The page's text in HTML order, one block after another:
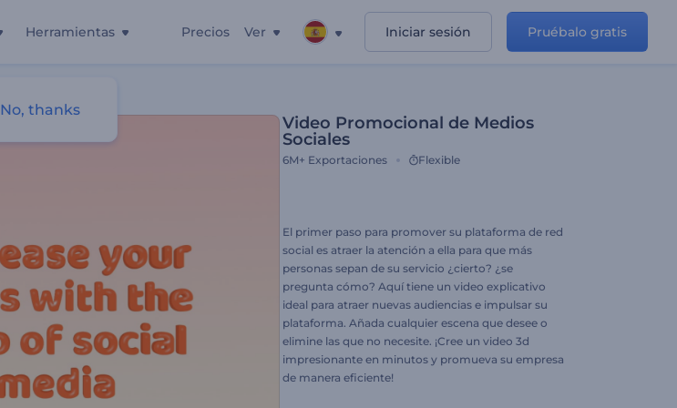
Herramientas Precios Ver Iniciar sesión Pruébalo gratis
Video Promocional de Medios
Sociales
6M+ Exportaciones Flexible
El primer paso para promover su plataforma de red
social es atraer la atención a ella para que más
personas sepan de su servicio ¿cierto? ¿se
pregunta cómo? Aquí tiene un video explicativo
ideal para atraer nuevas audiencias e impulsar su
plataforma. Añada cualquier escena que desee o
elimine las que no necesite. ¡Cree un video 3d
impresionante en minutos y promueva su empresa
de manera eficiente!
No, thanks